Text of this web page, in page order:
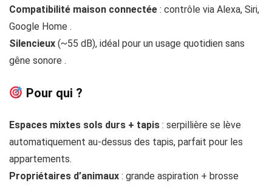
Compatibilité maison connectée : contrôle via Alexa, Siri,
Google Home .
Silencieux (~55 dB), idéal pour un usage quotidien sans
gêne sonore .
Pour qui ?
Espaces mixtes sols durs + tapis : serpillière se lève
automatiquement au-dessus des tapis, parfait pour les
appartements.
Propriétaires d’animaux : grande aspiration + brosse